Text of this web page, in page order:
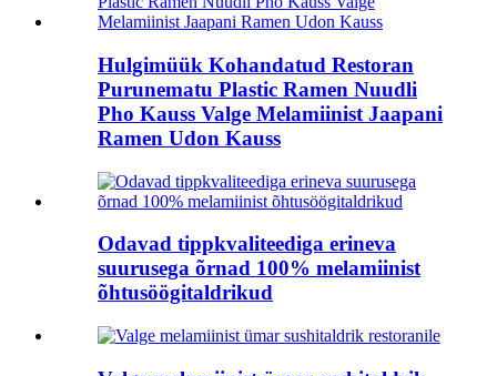
Hulgimüük Kohandatud Restoran
Purunematu Plastic Ramen Nuudli
Pho Kauss Valge Melamiinist Jaapani
Ramen Udon Kauss
Odavad tippkvaliteediga erineva
suurusega õrnad 100% melamiinist
õhtusöögitaldrikud